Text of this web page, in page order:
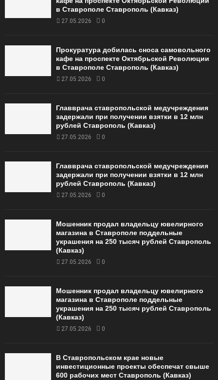
в Ставрополе Ставрополь (Кавказ)
27.05.2026 0
Прокуратура добилась сноса самовольного
кафе на проспекте Октябрьской Революции
в Ставрополе Ставрополь (Кавказ)
27.05.2026 0
Главврача ставропольской медучреждения
задержали при получении взятки в 12 млн
рублей Ставрополь (Кавказ)
27.05.2026 0
Главврача ставропольской медучреждения
задержали при получении взятки в 12 млн
рублей Ставрополь (Кавказ)
27.05.2026 0
Мошенник продал владельцу ювелирного
магазина в Ставрополе поддельные
украшения на 250 тысяч рублей Ставрополь
(Кавказ)
27.05.2026 0
Мошенник продал владельцу ювелирного
магазина в Ставрополе поддельные
украшения на 250 тысяч рублей Ставрополь
(Кавказ)
27.05.2026 0
В Ставропольском крае новые
инвестиционные проекты обеспечат свыше
600 рабочих мест Ставрополь (Кавказ)